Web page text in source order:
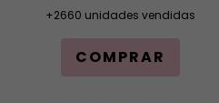
+2660 unidades vendidas
COMPRAR